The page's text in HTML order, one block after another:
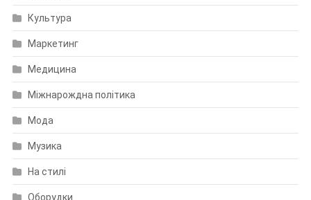
Культура
Маркетинг
Медицина
Міжнарождна політика
Мода
Музика
На стилі
Оборудки